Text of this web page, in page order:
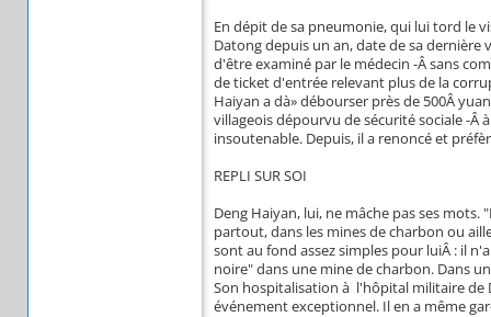
En dépit de sa pneumonie, qui lui tord le
Datong depuis un an, date de sa dernière
d'être examiné par le médecin -Â sans
de ticket d'entrée relevant plus de la
Haiyan a dà» débourser près de 500Â
villageois dépourvu de sécurité sociale -Â
insoutenable. Depuis, il a renoncé et
REPLI SUR SOI
Deng Haiyan, lui, ne mâche pas ses
partout, dans les mines de charbon ou
sont au fond assez simples pour luiÂ : il
noire" dans une mine de charbon. Dans
Son hospitalisation à l'hôpital militaire
événement exceptionnel. Il en a même